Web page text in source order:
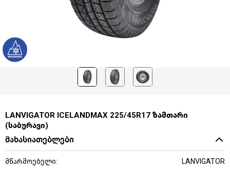
LANVIGATOR ICELANDMAX 225/45R17 ზამთარი
(საბურავი)
მახასიათებლები
მწარმოებელი:
LANVIGATOR